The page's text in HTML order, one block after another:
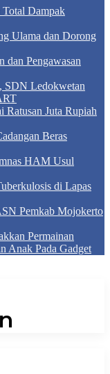
Dampak
Ulama dan Dorong
dan Pengawasan
SDN Ledokwetan
Ratusan Juta Rupiah
Beras
HAM Usul
di Lapas
Pemkab Mojokerto
Permainan
Anak Pada Gadget